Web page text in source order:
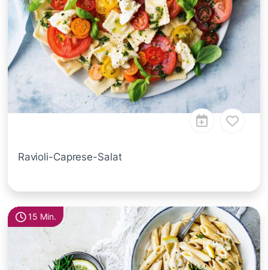
Ravioli-Caprese-Salat
15 Min.